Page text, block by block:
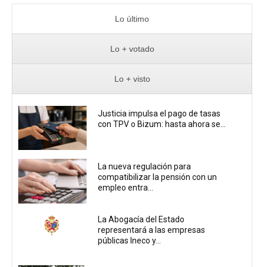
Lo último
Lo + votado
Lo + visto
Justicia impulsa el pago de tasas
con TPV o Bizum: hasta ahora se...
La nueva regulación para
compatibilizar la pensión con un
empleo entra...
La Abogacía del Estado
representará a las empresas
públicas Ineco y...